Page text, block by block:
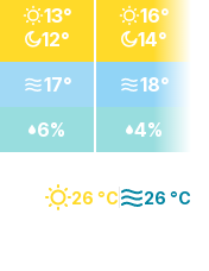
26 °C 26 °C
13°
12°
17°
6%
16°
14°
18°
4%